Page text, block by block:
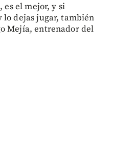
es el mejor, y si
lo dejas jugar, también
Mejía, entrenador del